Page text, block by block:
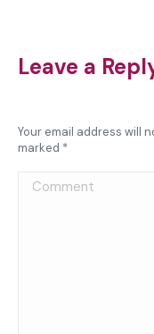
Leave a
Your email address will
marked *
Comment